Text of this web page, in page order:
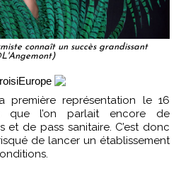
connaît un succès grandissant
que l’on parlait encore de
et de pass sanitaire. C’est donc
de lancer un établissement